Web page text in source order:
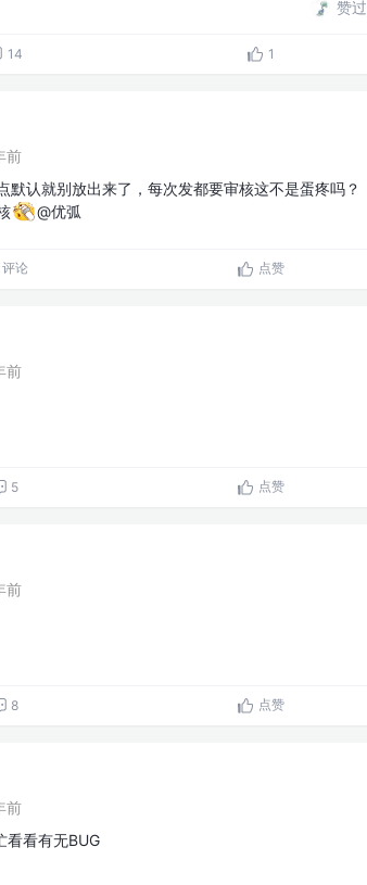
赞过
14 1
前
认就别放出来了，每次发都要审核这不是蛋疼吗？
@优弧
评论 点赞
前
5 点赞
前
8 点赞
前
看看有无BUG